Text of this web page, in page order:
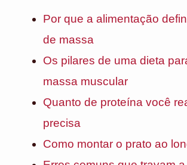
Por que a alimentação
de massa
Os pilares de uma dieta
massa muscular
Quanto de proteína você
precisa
Como montar o prato ao